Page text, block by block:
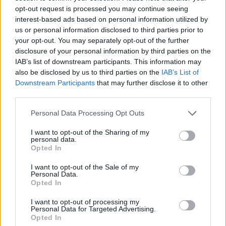
opt-out request is processed you may continue seeing
interest-based ads based on personal information utilized by
us or personal information disclosed to third parties prior to
your opt-out. You may separately opt-out of the further
disclosure of your personal information by third parties on the
IAB’s list of downstream participants. This information may
also be disclosed by us to third parties on the IAB’s List of
Downstream Participants that may further disclose it to other
Please note that this website/app uses one or more Google
not limited to your visit or usage behaviour. You may click to
grant or deny consent to Google and its third-party tags to
use your data for below specified purposes in below Google
consent section.
Personal Data Processing Opt Outs
I want to opt-out of the Sharing of my
personal data.
Opted In
I want to opt-out of the Sale of my
Personal Data.
Opted In
I want to opt-out of processing my
Personal Data for Targeted Advertising.
Opted In
a kastélyt és magukkal vitték a műkincsek
egy részét. Mielőtt Fischhornt az amerikai
csapatok elfoglalták volna, a gyűjteményt a
környékbeli osztrák lakosok is fosztogatták.
Loptak belőle svájci és bécsi antikváriusok,
később pedig az amerikai katonák is vittek
néhány darabot "emlékbe".
1946 tavaszán egy ausztriai fogolytáborban
raboskodó lengyel tisztnek, Bohdan
egy részét sikerült visszaszerezni. 12 vagon
vitte vissza a festményeket, bútorokat,
Lengyelországba.
csaknem 70 évig különböző országokban
lappangtak, köztük Ausztriában, Svájcban,